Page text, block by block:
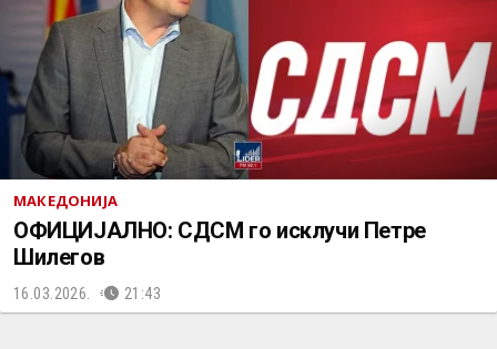
МАКЕДОНИЈА
ОФИЦИЈАЛНО: СДСМ го исклучи Петре
Шилегов
16.03.2026. 21:43